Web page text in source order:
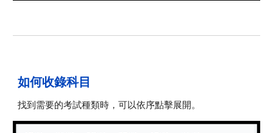
如何收錄科目
找到需要的考試種類時，可以依序點擊展開。